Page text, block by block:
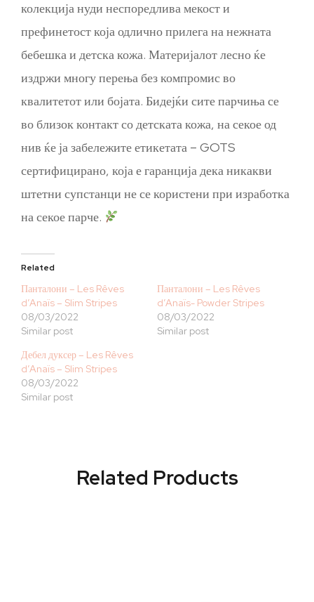
колекција нуди неспоредлива мекост и
префинетост која одлично прилега на нежната
бебешка и детска кожа. Материјалот лесно ќе
издржи многу перења без компромис во
квалитетот или бојата. Бидејќи сите парчиња се
во близок контакт со детската кожа, на секое од
нив ќе ја забележите етикетата – GOTS
сертифицирано, која е гаранција дека никакви
штетни супстанци не се користени при изработка
на секое парче.
Related
Панталони – Les Rêves
d’Anaïs – Slim Stripes
08/03/2022
Similar post
Панталони – Les Rêves
d’Anaïs- Powder Stripes
08/03/2022
Similar post
Дебел дуксер – Les Rêves
d’Anaïs – Slim Stripes
08/03/2022
Similar post
Related Products